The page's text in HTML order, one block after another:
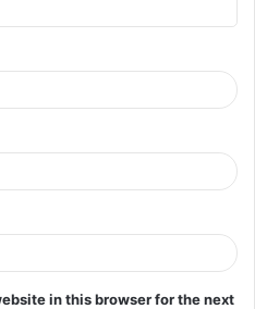
in this browser for the next